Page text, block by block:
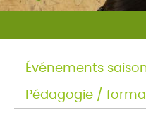
Événements
Pédagogie /